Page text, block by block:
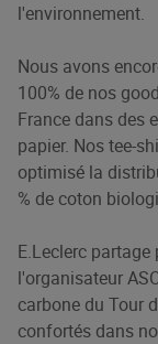
l'environnement.
Nous avons
100% de nos
France dans des
papier. Nos tee-
optimisé la
% de coton
E.Leclerc
l'organisateur
carbone du Tour
confortés dans